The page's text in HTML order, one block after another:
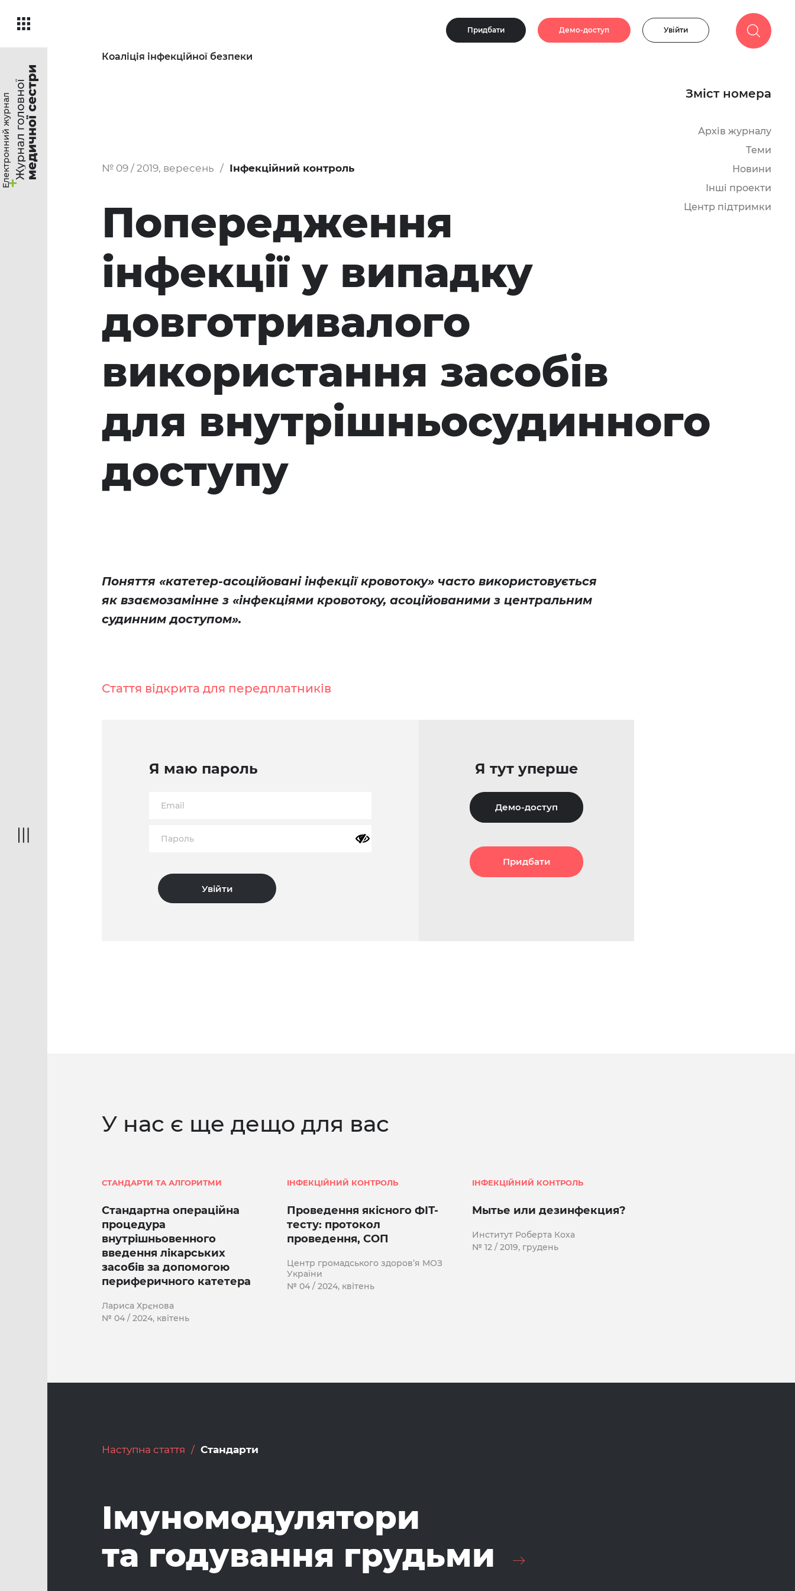
Придбати Демо-доступ Увійти
Зміст номера
Архів журналу
Теми
Новини
Інші проекти
Центр підтримки
Коаліція інфекційної безпеки
№ 09 / 2019, вересень Інфекційний контроль
Попередження
інфекції у випадку
довготривалого
використання засобів
для внутрішньосудинного
доступу
Поняття «катетер-асоційовані інфекції кровотоку» часто використовується
як взаємозамінне з «інфекціями кровотоку, асоційованими з центральним
судинним доступом».
Стаття відкрита для передплатників
Я маю пароль Я тут уперше
Демо-доступ
Придбати
У нас є ще дещо для вас
СТАНДАРТИ ТА АЛГОРИТМИ
Стандартна операційна
процедура
внутрішньовенного
введення лікарських
засобів за допомогою
периферичного катетера
Лариса Хрєнова
№ 04 / 2024, квітень
ІНФЕКЦІЙНИЙ КОНТРОЛЬ
Проведення якісного ФІТ-
тесту: протокол
проведення, СОП
Центр громадського здоров’я МОЗ
України
№ 04 / 2024, квітень
ІНФЕКЦІЙНИЙ КОНТРОЛЬ
Мытье или дезинфекция?
Институт Роберта Коха
№ 12 / 2019, грудень
Наступна стаття Стандарти
Імуномодулятори
та годування грудьми
Електронний журнал